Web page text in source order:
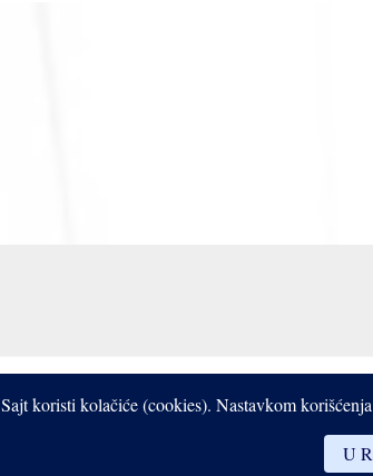
Copyright ©
Sajt koristi kolačiće (cookies). Nastavkom
U